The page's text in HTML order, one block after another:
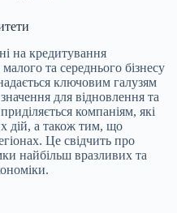
на кредитування
та середнього бізнесу
ключовим галузям
для відновлення та
компаніям, які
дій, а також тим, що
Це свідчить про
найбільш вразливих та